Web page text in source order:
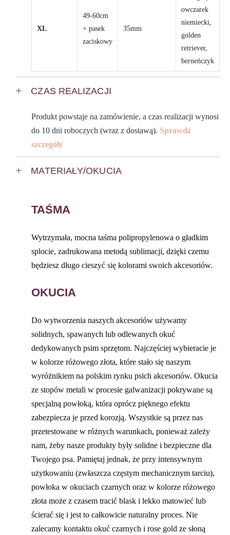
XL
49-60cm
+ pasek
zaciskowy
35mm
owczarek
niemiecki,
golden
retriever,
berneńczyk
CZAS REALIZACJI
Produkt powstaje na zamówienie, a czas realizacji wynosi
do 10 dni roboczych (wraz z dostawą). Sprawdź
szczegóły
MATERIAŁY/OKUCIA
TAŚMA
Wytrzymała, mocna taśma polipropylenowa o gładkim
splocie, zadrukowana metodą sublimacji, dzięki czemu
będziesz długo cieszyć się kolorami swoich akcesoriów.
OKUCIA
Do wytworzenia naszych akcesoriów używamy
solidnych, spawanych lub odlewanych okuć
dedykowanych psim sprzętom. Najczęściej wybieracie je
w kolorze różowego złota, które stało się naszym
wyróżnikiem na polskim rynku psich akcesoriów. Okucia
ze stopów metali w procesie galwanizacji pokrywane są
specjalną powłoką, która oprócz pięknego efektu
zabezpiecza je przed korozją. Wszystkie są przez nas
przetestowane w różnych warunkach, ponieważ zależy
nam, żeby nasze produkty były solidne i bezpieczne dla
Twojego psa. Pamiętaj jednak, że przy intensywnym
użytkowaniu (zwłaszcza częstym mechanicznym tarciu),
powłoka w okuciach czarnych oraz w kolorze różowego
złota może z czasem tracić blask i lekko matowieć lub
ścierać się i jest to całkowicie naturalny proces. Nie
zalecamy kontaktu okuć czarnych i rose gold ze słoną